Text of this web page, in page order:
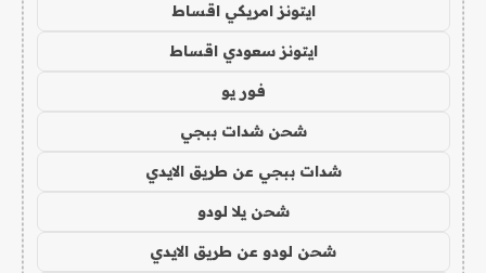
ايتونز امريكي اقساط
ايتونز سعودي اقساط
فور يو
شحن شدات ببجي
شدات ببجي عن طريق الايدي
شحن يلا لودو
شحن لودو عن طريق الايدي